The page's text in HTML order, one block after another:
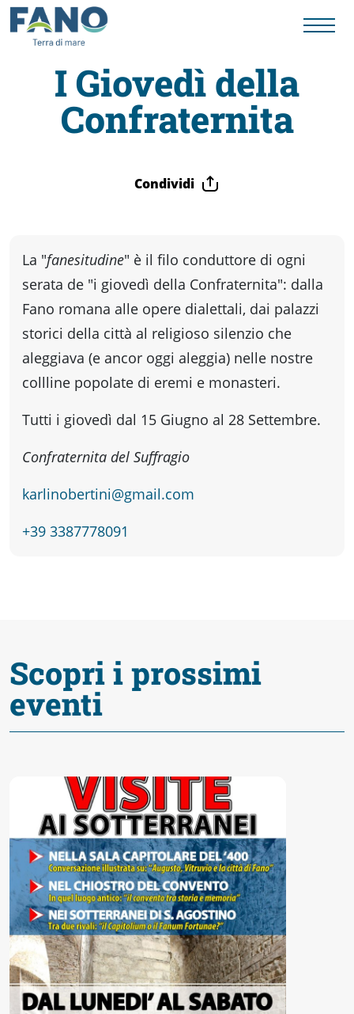
Fano
Cose
da
fare
Percorsi
storici
Enogastronomia
Fano
Accessibili
I Giovedì della
Confraternita
Condividi
La "fanesitudine" è il filo conduttore di ogni
serata de "i giovedì della Confraternita": dalla
Fano romana alle opere dialettali, dai palazzi
storici della città al religioso silenzio che
aleggiava (e ancor oggi aleggia) nelle nostre
collline popolate di eremi e monasteri.
Tutti i giovedì dal 15 Giugno al 28 Settembre.
Confraternita del Suffragio
karlinobertini@gmail.com
+39 3387778091
Scopri i prossimi
eventi